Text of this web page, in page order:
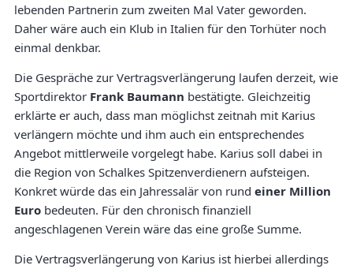
lebenden Partnerin zum zweiten Mal Vater geworden.
Daher wäre auch ein Klub in Italien für den Torhüter noch
einmal denkbar.
Die Gespräche zur Vertragsverlängerung laufen derzeit, wie
Sportdirektor Frank Baumann bestätigte. Gleichzeitig
erklärte er auch, dass man möglichst zeitnah mit Karius
verlängern möchte und ihm auch ein entsprechendes
Angebot mittlerweile vorgelegt habe. Karius soll dabei in
die Region von Schalkes Spitzenverdienern aufsteigen.
Konkret würde das ein Jahressalär von rund einer Million
Euro bedeuten. Für den chronisch finanziell
angeschlagenen Verein wäre das eine große Summe.
Die Vertragsverlängerung von Karius ist hierbei allerdings